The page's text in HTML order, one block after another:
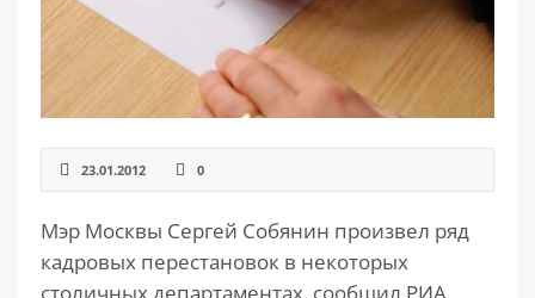
23.01.2012 0
Мэр Москвы Сергей Собянин произвел ряд
кадровых перестановок в некоторых